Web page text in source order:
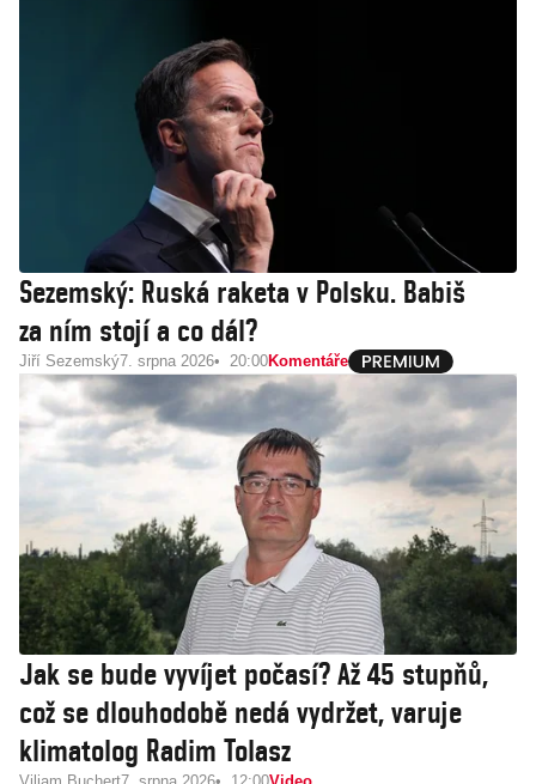
Sezemský: Ruská raketa v Polsku. Babiš
za ním stojí a co dál?
Jiří Sezemský7. srpna 2026 20:00Komentáře
Jak se bude vyvíjet počasí? Až 45 stupňů,
což se dlouhodobě nedá vydržet, varuje
klimatolog Radim Tolasz